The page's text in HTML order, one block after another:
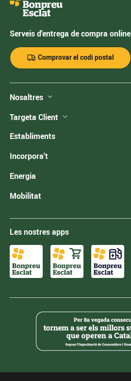
Serveis d'entrega de compra online
Comprovar el codi postal
Nosaltres
Targeta Client
Establiments
Incorpora't
Energia
Mobilitat
Les nostres apps